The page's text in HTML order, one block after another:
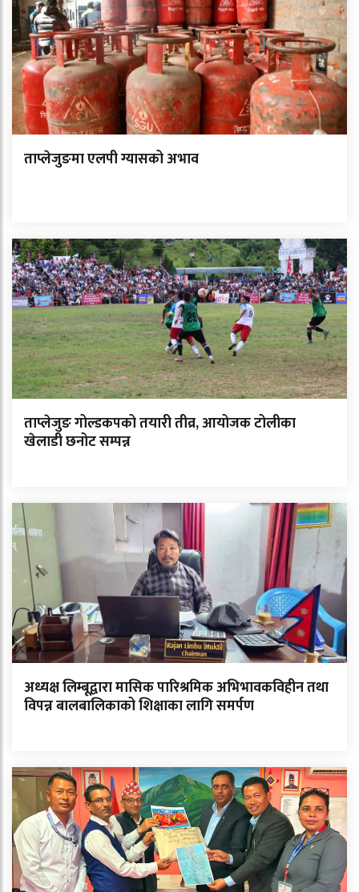
ताप्लेजुङमा एलपी ग्यासको अभाव
ताप्लेजुङ गोल्डकपको तयारी तीव्र, आयोजक टोलीका
खेलाडी छनोट सम्पन्न
अध्यक्ष लिम्बूद्वारा मासिक पारिश्रमिक अभिभावकविहीन तथा
विपन्न बालबालिकाको शिक्षाका लागि समर्पण